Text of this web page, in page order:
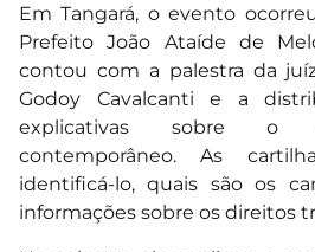
Em Tangará, o evento
Prefeito João Ataíde de
contou com a palestra da
Godoy Cavalcanti e a
explicativas sobre o
contemporâneo. As
identificá-lo, quais são os
informações sobre os direitos